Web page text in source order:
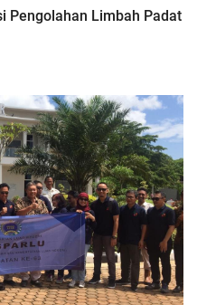
Pengolahan Limbah Padat